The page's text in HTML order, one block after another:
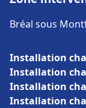
Bréal sous
Installation
Installation
Installation
Installation